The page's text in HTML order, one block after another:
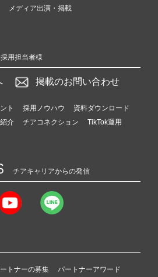
メディア出演・掲載
用担当者様
掲載のお問い合わせ
ト 採用ノウハウ
資料ダウンロード
介 チアコネクション
TikTok運用
チアキャリアからの発信
トナーの募集 パートナーアワード